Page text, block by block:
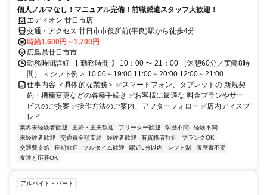
個人ノルマなし！マニュアル完備！前職派遣スタッフ大歓迎！
エディオン 廿日市店
交通・アクセス 廿日市市役所前(平良)駅から徒歩4分
時給1,600円～1,700円
広島県廿日市市
勤務時間詳細 【 勤務時間 】 10：00 〜 21：00 （休憩60分／実働8時
間） ＜シフト例＞ 10:00～19:00 11:00～20:00 12:00～21:00
仕事内容 ＜具体的な業務＞ ✅スマートフォン、タブレットの 新規契
約・機種変更などの各種手続き ✅お客様に最適な 料金プランやサー
ビスのご提案 ✅操作方法のご案内、アフターフォロー ✅店内ディスプ
レイ...
業界未経験者歓迎 主婦・主夫歓迎 フリーター歓迎 学歴不問
経験不問
未経験者歓迎
交通費全額支給 経験者歓迎 有資格者歓迎
ブランクOK
交通費支給
長期歓迎 フルタイム歓迎 駅近5分以内 シフト制
履歴書不要
友達と応募OK
アルバイト・パート